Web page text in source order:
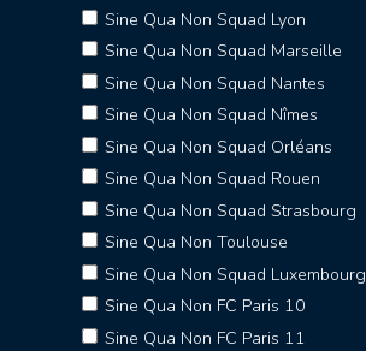
Sine Qua Non Squad Lyon
Sine Qua Non Squad Marseille
Sine Qua Non Squad Nantes
Sine Qua Non Squad Nîmes
Sine Qua Non Squad Orléans
Sine Qua Non Squad Rouen
Sine Qua Non Squad Strasbourg
Sine Qua Non Toulouse
Sine Qua Non Squad Luxembourg
Sine Qua Non FC Paris 10
Sine Qua Non FC Paris 11